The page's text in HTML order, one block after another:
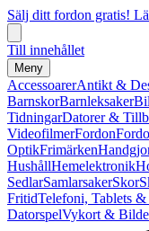
Sälj ditt fordon gratis!
Till innehållet
Meny
AccessoarerAntikt &
BarnskorBarnleksaker
TidningarDatorer &
VideofilmerFordon
OptikFrimärken
HushållHemelektronik
SedlarSamlarsakerSkor
FritidTelefoni, Tablets &
DatorspelVykort &